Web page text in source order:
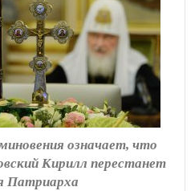
означает, что
Кирилл перестанет
Патриарха